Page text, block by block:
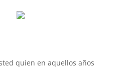
quien en aquellos años